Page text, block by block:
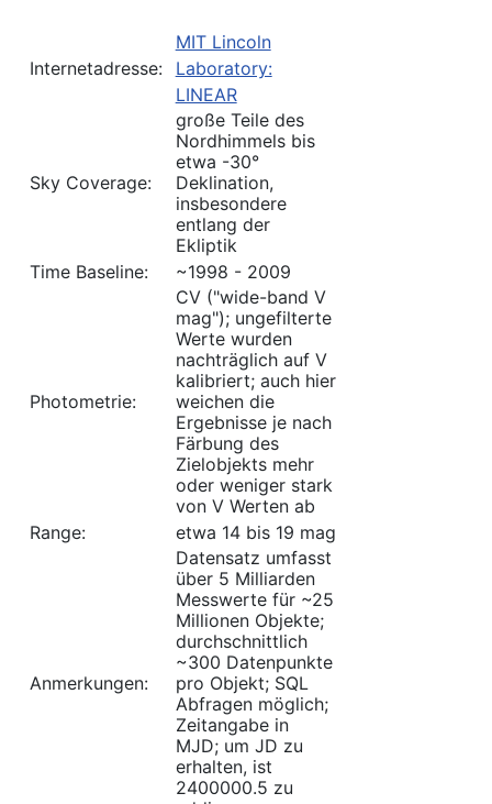
Internetadresse:
MIT Lincoln
Laboratory:
LINEAR
Sky Coverage:
große Teile des
Nordhimmels bis
etwa -30°
Deklination,
insbesondere
entlang der
Ekliptik
Time Baseline:
~1998 - 2009
Photometrie:
CV ("wide-band V
mag"); ungefilterte
Werte wurden
nachträglich auf V
kalibriert; auch hier
weichen die
Ergebnisse je nach
Färbung des
Zielobjekts mehr
oder weniger stark
von V Werten ab
Range:
etwa 14 bis 19 mag
Anmerkungen:
Datensatz umfasst
über 5 Milliarden
Messwerte für ~25
Millionen Objekte;
durchschnittlich
~300 Datenpunkte
pro Objekt; SQL
Abfragen möglich;
Zeitangabe in
MJD; um JD zu
erhalten, ist
2400000.5 zu